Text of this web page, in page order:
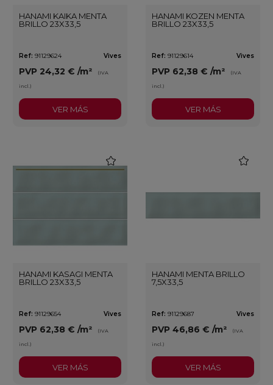
HANAMI KAIKA MENTA
BRILLO 23X33,5
Ref: 91129624 Vives
PVP 24,32 € /m² (IVA
incl.)
VER MÁS
HANAMI KOZEN MENTA
BRILLO 23X33,5
Ref: 91129614 Vives
PVP 62,38 € /m² (IVA
incl.)
VER MÁS
HANAMI KASAGI MENTA
BRILLO 23X33,5
Ref: 91129654 Vives
PVP 62,38 € /m² (IVA
incl.)
VER MÁS
HANAMI MENTA BRILLO
7,5X33,5
Ref: 91129687 Vives
PVP 46,86 € /m² (IVA
incl.)
VER MÁS